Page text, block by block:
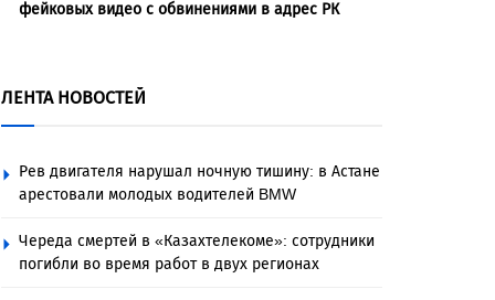
фейковых видео с обвинениями в адрес РК
ЛЕНТА НОВОСТЕЙ
Рев двигателя нарушал ночную тишину: в Астане
арестовали молодых водителей BMW
Череда смертей в «Казахтелекоме»: сотрудники
погибли во время работ в двух регионах